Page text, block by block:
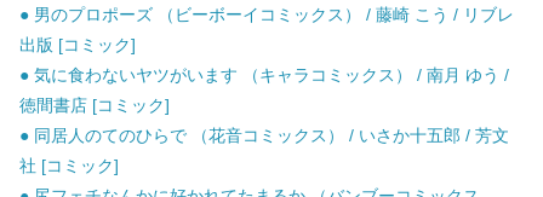
● 男のプロポーズ （ビーボーイコミックス） / 藤崎 こう / リブレ
出版 [コミック]
● 気に食わないヤツがいます （キャラコミックス） / 南月 ゆう /
徳間書店 [コミック]
● 同居人のてのひらで （花音コミックス） / いさか十五郎 / 芳文
社 [コミック]